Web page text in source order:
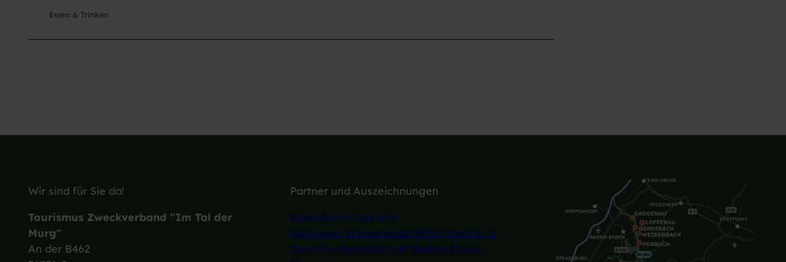
Essen & Trinken
Wir sind für Sie da!
Tourismus Zweckverband "Im Tal der
Murg"
An der B462
Partner und Auszeichnungen
Baiersbronn Touristik
Naturpark Schwarzwald Mitte/Nord e. V.
Touristik-Gemeinschaft Baden-Elsass-